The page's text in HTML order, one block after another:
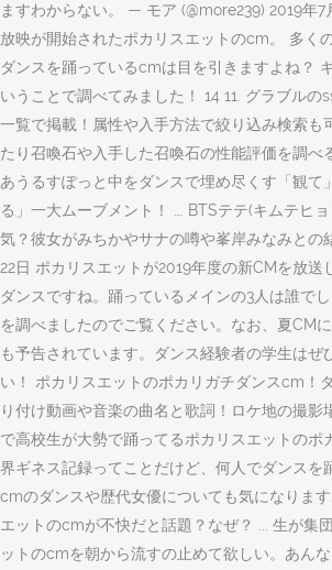
ますわからない。 — モア (@more239) 2019年7
放映が開始されたポカリスエットのcm。 多く
ダンスを踊っているcmは目を引きますよね？
いうことで調べてみました！ 14 11. グラブルの
一覧で掲載！属性や入手方法で絞り込み検索も
たり召喚石や入手した召喚石の性能評価を調べ
あうるすぽっと中をダンスで埋め尽くす「観て
る」一大ムーブメント！ …. BTSテテ(キムテヒ
気？彼女がみちかやサナの噂や峯岸みなみとの
22日 ポカリスエットが2019年度の新CMを放送
ダンスですね。踊っているメインの3人は誰で
を調べましたのでご覧ください。なお、夏CM
も予告されています。ダンス経験者の学生はぜ
い！ ポカリスエットのポカリガチダンスcm！
り付け動画や音楽の曲名と歌詞！ロケ地の撮影
で高校生が大勢で踊ってるポカリスエットのポ
界ギネス記録ってことだけど、何人でダンスを
cmのダンスや歴代女優についても気になりま
エットのcmが不快だと話題？なぜ？ ... 生が集
ットのcmを朝から流すの止めて欲しい。あん